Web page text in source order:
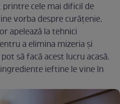
printre cele mai dificil de
vorba despre curățenie.
apelează la tehnici
a elimina mizeria și
să facă acest lucru acasă.
ieftine le vine în